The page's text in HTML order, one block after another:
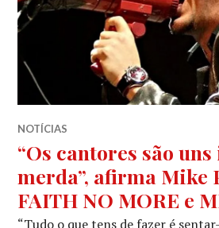
NOTÍCIAS
“Os cantores são
merda”, afirma Mike
FAITH NO MORE e
“Tudo o que tens de fazer é